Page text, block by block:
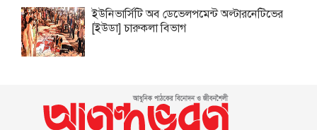
ইউনিভার্সিটি অব ডেভেলপমেন্ট অল্টারনেটিভের
[ইউডা] চারুকলা বিভাগ